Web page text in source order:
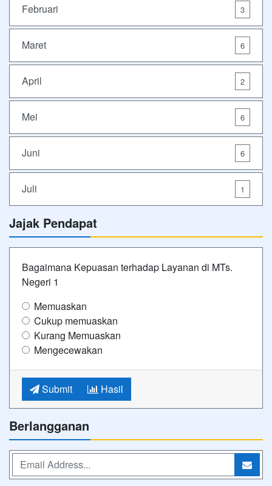
Februari 3
Maret 6
April 2
Mei 6
Juni 6
Juli 1
Jajak Pendapat
Bagaimana Kepuasan terhadap Layanan di MTs.
Negeri 1
Memuaskan
Cukup memuaskan
Kurang Memuaskan
Mengecewakan
Submit Hasil
Berlangganan